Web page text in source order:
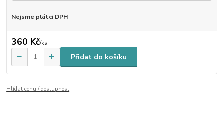
Nejsme plátci DPH
360 Kč/ks
Přidat do košíku
Hlídat cenu / dostupnost